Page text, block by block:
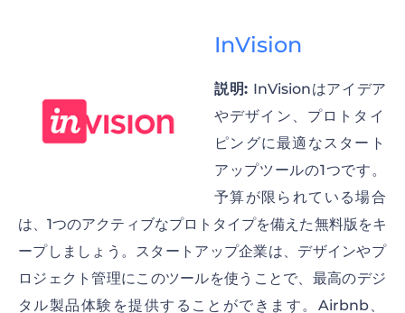
InVision
説明: InVisionはアイデア
やデザイン、プロトタイ
ピングに最適なスタート
アップツールの1つです。
予算が限られている場合
は、1つのアクティブなプロトタイプを備えた無料版をキ
ープしましょう。スタートアップ企業は、デザインやプ
ロジェクト管理にこのツールを使うことで、最高のデジ
タル製品体験を提供することができます。Airbnb、